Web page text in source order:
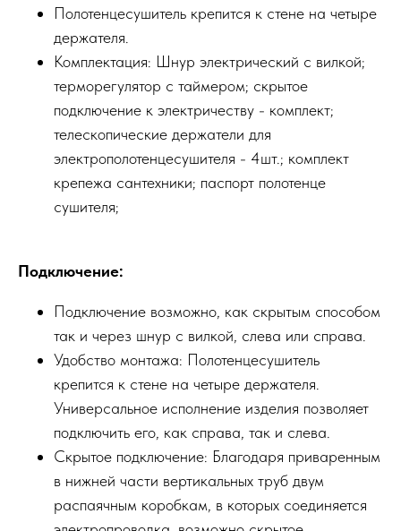
Полотенцесушитель крепится к стене на четыре
держателя.
Комплектация: Шнур электрический с вилкой;
терморегулятор с таймером; скрытое
подключение к электричеству - комплект;
телескопические держатели для
электрополотенцесушителя - 4шт.; комплект
крепежа сантехники; паспорт полотенце
сушителя;
Подключение:
Подключение возможно, как скрытым способом
так и через шнур с вилкой, слева или справа.
Удобство монтажа: Полотенцесушитель
крепится к стене на четыре держателя.
Универсальное исполнение изделия позволяет
подключить его, как справа, так и слева.
Скрытое подключение: Благодаря приваренным
в нижней части вертикальных труб двум
распаячным коробкам, в которых соединяется